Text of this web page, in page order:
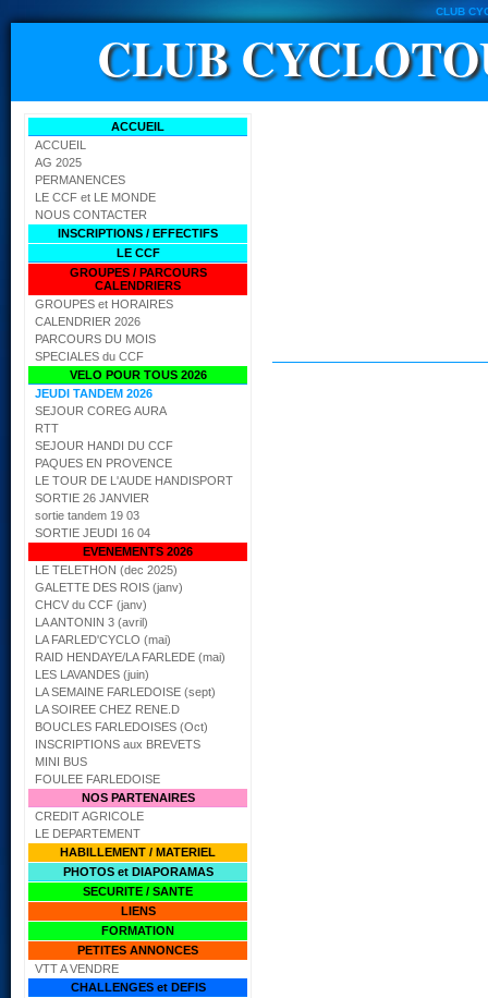
CLUB
CLUB
ACCUEIL
ACCUEIL
AG 2025
PERMANENCES
LE CCF et LE MONDE
NOUS CONTACTER
INSCRIPTIONS / EFFECTIFS
LE CCF
GROUPES / PARCOURS
CALENDRIERS
GROUPES et HORAIRES
CALENDRIER 2026
PARCOURS DU MOIS
SPECIALES du CCF
VELO POUR TOUS 2026
JEUDI TANDEM 2026
SEJOUR COREG AURA
RTT
SEJOUR HANDI DU CCF
PAQUES EN PROVENCE
LE TOUR DE L'AUDE HANDISPORT
SORTIE 26 JANVIER
sortie tandem 19 03
SORTIE JEUDI 16 04
EVENEMENTS 2026
LE TELETHON (dec 2025)
GALETTE DES ROIS (janv)
CHCV du CCF (janv)
LA ANTONIN 3 (avril)
LA FARLED'CYCLO (mai)
RAID HENDAYE/LA FARLEDE (mai)
LES LAVANDES (juin)
LA SEMAINE FARLEDOISE (sept)
LA SOIREE CHEZ RENE.D
BOUCLES FARLEDOISES (Oct)
INSCRIPTIONS aux BREVETS
MINI BUS
FOULEE FARLEDOISE
NOS PARTENAIRES
CREDIT AGRICOLE
LE DEPARTEMENT
HABILLEMENT / MATERIEL
PHOTOS et DIAPORAMAS
SECURITE / SANTE
LIENS
FORMATION
PETITES ANNONCES
VTT A VENDRE
CHALLENGES et DEFIS